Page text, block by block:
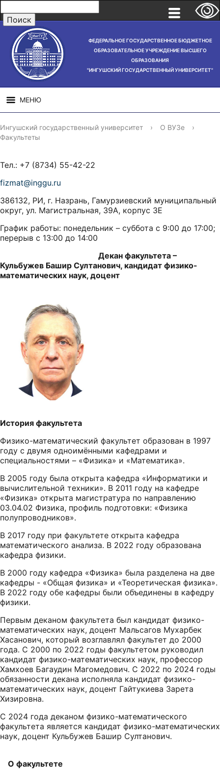
ФЕДЕРАЛЬНОЕ ГОСУДАРСТВЕННОЕ БЮДЖЕТНОЕ
ОБРАЗОВАТЕЛЬНОЕ УЧРЕЖДЕНИЕ ВЫСШЕГО
ОБРАЗОВАНИЯ
"ИНГУШСКИЙ ГОСУДАРСТВЕННЫЙ УНИВЕРСИТЕТ"
МЕНЮ
СВЕДЕНИЯ ОБ
ОБРАЗОВАТЕЛЬНОЙ
НАУЧНАЯ
ДЕЯТЕЛЬНОСТЬ
Ингушский государственный университет › О ВУЗе
›
Факультеты
Тел.: +7 (8734) 55-42-22
fizmat@inggu.ru
386132, РИ, г. Назрань, Гамурзиевский муниципальный
округ, ул. Магистральная, 39А, корпус 3Е
График работы: понедельник – суббота с 9:00 до 17:00;
перерыв с 13:00 до 14:00
Декан факультета –
Кульбужев Башир Султанович, кандидат физико-
математических наук, доцент
История факультета
Физико-математический факультет образован в 1997
году с двумя одноимёнными кафедрами и
специальностями – «Физика» и «Математика».
В 2005 году была открыта кафедра «Информатики и
вычислительной техники». В 2011 году на кафедре
«Физика» открыта магистратура по направлению
03.04.02 Физика, профиль подготовки: «Физика
полупроводников».
В 2017 году при факультете открыта кафедра
математического анализа. В 2022 году образована
кафедра физики.
В 2000 году кафедра «Физика» была разделена на две
кафедры - «Общая физика» и «Теоретическая физика».
В 2022 году обе кафедры были объединены в кафедру
физики.
Первым деканом факультета был кандидат физико-
математических наук, доцент Мальсагов Мухарбек
Хасанович, который возглавлял факультет до 2000
года. С 2000 по 2022 годы факультетом руководил
кандидат физико-математических наук, профессор
Хамхоев Багаудин Магомедович. С 2022 по 2024 годы
обязанности декана исполняла кандидат физико-
математических наук, доцент Гайтукиева Зарета
Хизировна.
С 2024 года деканом физико-математического
факультета является кандидат физико-математических
наук, доцент Кульбужев Башир Султанович.
О факультете